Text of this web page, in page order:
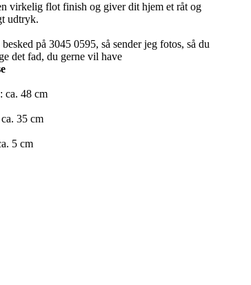
virkelig flot finish og giver dit hjem et råt og
udtryk.
på 3045 0595, så sender jeg fotos, så du
det fad, du gerne vil have
ca. 48 cm
35 cm
5 cm